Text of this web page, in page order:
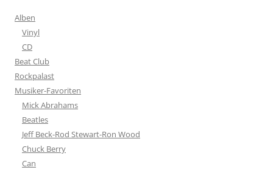
Alben
Vinyl
CD
Beat Club
Rockpalast
Musiker-Favoriten
Mick Abrahams
Beatles
Jeff Beck-Rod Stewart-Ron Wood
Chuck Berry
Can